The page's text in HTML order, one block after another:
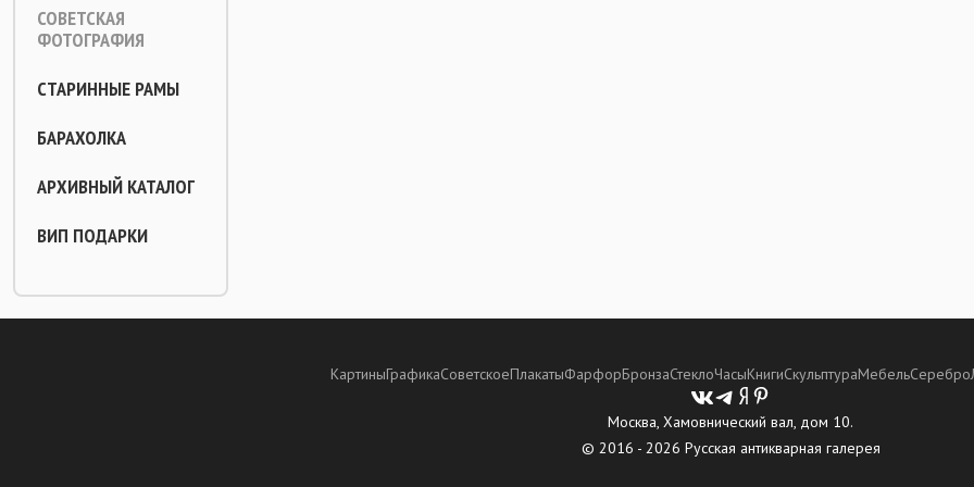
СОВЕТСКАЯ
ФОТОГРАФИЯ
СТАРИННЫЕ РАМЫ
БАРАХОЛКА
АРХИВНЫЙ КАТАЛОГ
ВИП ПОДАРКИ
КартиныГрафикаСоветскоеПлакатыФарфорБронзаСтеклоЧасыКнигиСкульптураМебельСеребро
Москва, Хамовнический вал, дом 10.
© 2016 - 2026 Русская антикварная галерея